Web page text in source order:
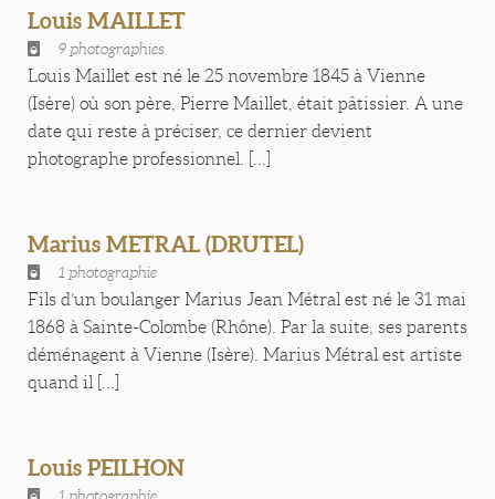
Louis MAILLET
9 photographies
Louis Maillet est né le 25 novembre 1845 à Vienne
(Isère) où son père, Pierre Maillet, était pâtissier. A une
date qui reste à préciser, ce dernier devient
photographe professionnel. [...]
Marius METRAL (DRUTEL)
1 photographie
Fils d’un boulanger Marius Jean Métral est né le 31 mai
1868 à Sainte-Colombe (Rhône). Par la suite, ses parents
déménagent à Vienne (Isère). Marius Métral est artiste
quand il [...]
Louis PEILHON